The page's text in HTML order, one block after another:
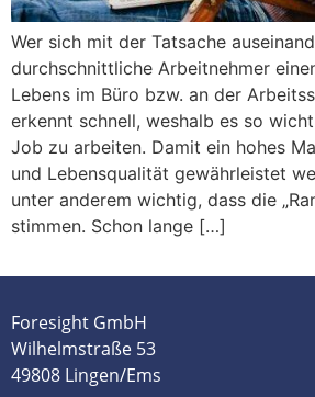
Wer sich mit der Tatsache
durchschnittliche Arbeitnehmer
Lebens im Büro bzw. an der
erkennt schnell, weshalb es so
Job zu arbeiten. Damit ein hohes
und Lebensqualität gewährleistet
unter anderem wichtig, dass die
stimmen. Schon lange […]
Foresight GmbH
Wilhelmstraße 53
49808 Lingen/Ems